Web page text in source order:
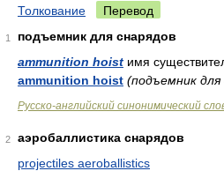
Толкование Перевод
1
подъемник для снарядов
ammunition hoist имя
ammunition hoist (подъемник для
Русско-английский синонимический
2
аэробаллистика снарядов
projectiles aeroballistics